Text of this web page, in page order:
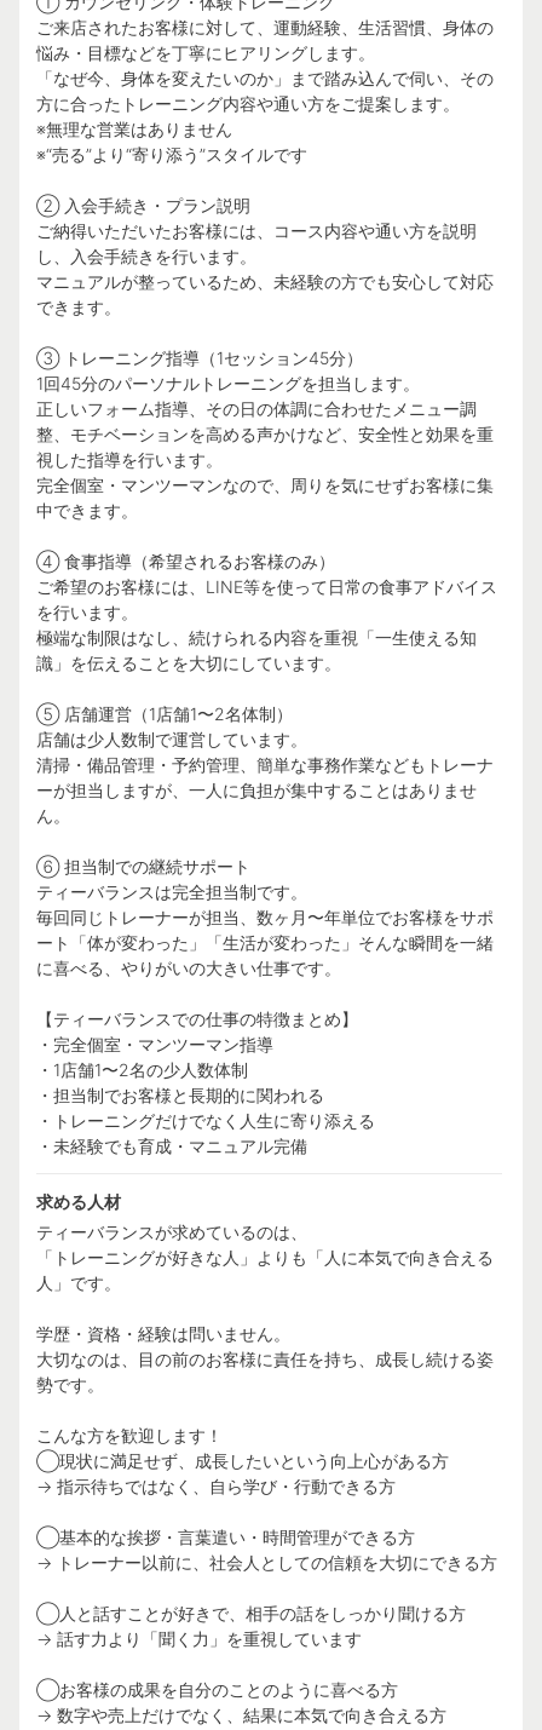
ご来店されたお客様に対して、運動経験、生活習慣、身体の
悩み・目標などを丁寧にヒアリングします。
「なぜ今、身体を変えたいのか」まで踏み込んで伺い、その
方に合ったトレーニング内容や通い方をご提案します。
※無理な営業はありません
※“売る”より“寄り添う”スタイルです
② 入会手続き・プラン説明
ご納得いただいたお客様には、コース内容や通い方を説明
し、入会手続きを行います。
マニュアルが整っているため、未経験の方でも安心して対応
できます。
③ トレーニング指導（1セッション45分）
1回45分のパーソナルトレーニングを担当します。
正しいフォーム指導、その日の体調に合わせたメニュー調
整、モチベーションを高める声かけなど、安全性と効果を重
視した指導を行います。
完全個室・マンツーマンなので、周りを気にせずお客様に集
中できます。
④ 食事指導（希望されるお客様のみ）
ご希望のお客様には、LINE等を使って日常の食事アドバイス
を行います。
極端な制限はなし、続けられる内容を重視「一生使える知
識」を伝えることを大切にしています。
⑤ 店舗運営（1店舗1〜2名体制）
店舗は少人数制で運営しています。
清掃・備品管理・予約管理、簡単な事務作業などもトレーナ
ーが担当しますが、一人に負担が集中することはありませ
ん。
⑥ 担当制での継続サポート
ティーバランスは完全担当制です。
毎回同じトレーナーが担当、数ヶ月〜年単位でお客様をサポ
ート「体が変わった」「生活が変わった」そんな瞬間を一緒
に喜べる、やりがいの大きい仕事です。
【ティーバランスでの仕事の特徴まとめ】
・完全個室・マンツーマン指導
・1店舗1〜2名の少人数体制
・担当制でお客様と長期的に関われる
・トレーニングだけでなく人生に寄り添える
・未経験でも育成・マニュアル完備
求める人材
ティーバランスが求めているのは、
「トレーニングが好きな人」よりも「人に本気で向き合える
人」です。
学歴・資格・経験は問いません。
大切なのは、目の前のお客様に責任を持ち、成長し続ける姿
勢です。
こんな方を歓迎します！
◯現状に満足せず、成長したいという向上心がある方
→ 指示待ちではなく、自ら学び・行動できる方
◯基本的な挨拶・言葉遣い・時間管理ができる方
→ トレーナー以前に、社会人としての信頼を大切にできる方
◯人と話すことが好きで、相手の話をしっかり聞ける方
→ 話す力より「聞く力」を重視しています
◯お客様の成果を自分のことのように喜べる方
→ 数字や売上だけでなく、結果に本気で向き合える方